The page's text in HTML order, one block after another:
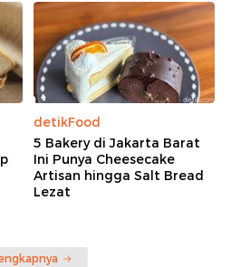
detikFood
5 Bakery di Jakarta Barat
Ini Punya Cheesecake
Artisan hingga Salt Bread
Lezat